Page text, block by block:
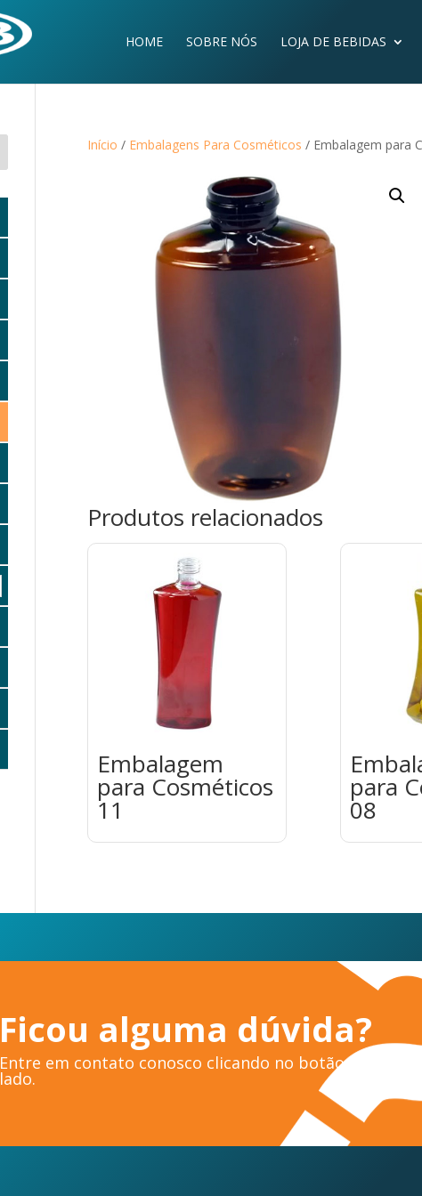
HOME SOBRE NÓS LOJA DE BEBIDAS
Início / Embalagens Para Cosméticos / Embalagem para
Produtos relacionados
Embalagem
para Cosméticos
11
para
08
Ficou alguma dúvida?
Entre em contato conosco clicando no botão ao
lado.